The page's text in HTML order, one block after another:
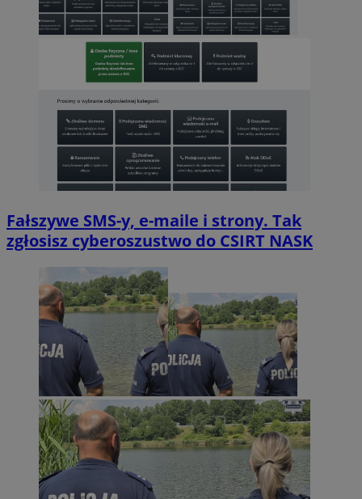
Fałszywe SMS-y, e-maile i strony. Tak
zgłosisz cyberoszustwo do CSIRT NASK